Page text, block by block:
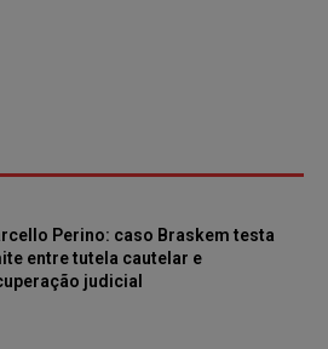
Perino: caso Braskem testa
entre tutela cautelar e
judicial